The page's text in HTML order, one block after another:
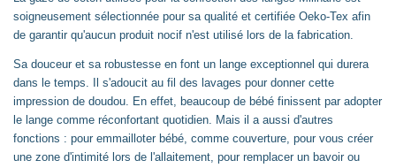
soigneusement sélectionnée pour sa qualité et certifiée Oeko-Tex afin
de garantir qu'aucun produit nocif n'est utilisé lors de la fabrication.
Sa douceur et sa robustesse en font un lange exceptionnel qui durera
dans le temps. Il s'adoucit au fil des lavages pour donner cette
impression de doudou. En effet, beaucoup de bébé finissent par adopter
le lange comme réconfortant quotidien. Mais il a aussi d'autres
fonctions : pour emmailloter bébé, comme couverture, pour vous créer
une zone d'intimité lors de l'allaitement, pour remplacer un bavoir ou